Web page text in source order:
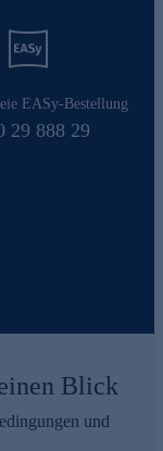
EASy-Bestellung
29 888 29
Blick
und